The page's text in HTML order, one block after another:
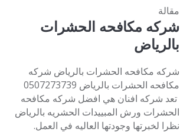
مقالة
شركه مكافحه الحشرات
بالرياض
شركه مكافحه الحشرات بالرياض شركه
مكافحه الحشرات بالرياض 0507273739
تعد شركه افنان هي افضل شركه مكافحه
الحشرات ورش المبييدات الحشريه بالرياض
نظرا لخبرتها وجودتها العاليه في العمل.